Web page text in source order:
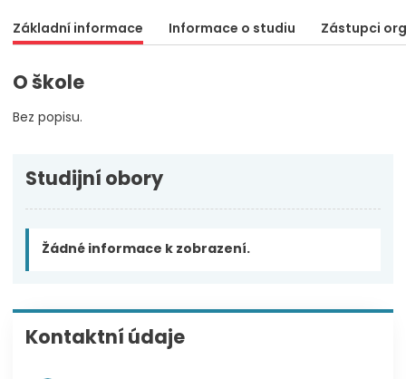
Základní informace Informace o studiu Zástupci
O škole
Bez popisu.
Studijní obory
Žádné informace k zobrazení.
Kontaktní údaje